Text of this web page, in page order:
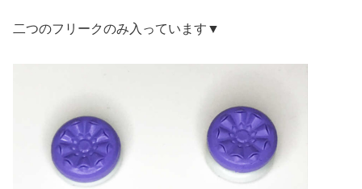
二つのフリークのみ入っています▼